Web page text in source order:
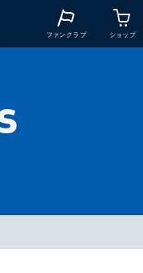
ファンクラブ ショップ